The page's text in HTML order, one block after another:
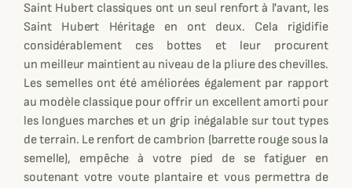
Saint Hubert classiques ont un seul renfort à l'avant, les
Saint Hubert Héritage en ont deux. Cela rigidifie
considérablement ces bottes et leur procurent
un meilleur maintient au niveau de la pliure des chevilles.
Les semelles ont été améliorées également par rapport
au modèle classique pour offrir un excellent amorti pour
les longues marches et un grip inégalable sur tout types
de terrain. Le renfort de cambrion (barrette rouge sous la
semelle), empêche à votre pied de se fatiguer en
soutenant votre voute plantaire et vous permettra de